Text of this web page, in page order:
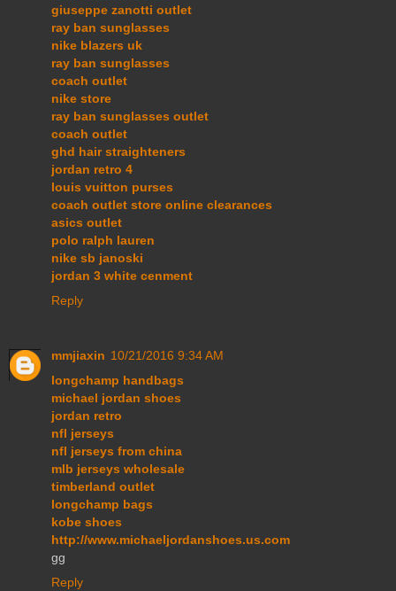
giuseppe zanotti outlet
ray ban sunglasses
nike blazers uk
ray ban sunglasses
coach outlet
nike store
ray ban sunglasses outlet
coach outlet
ghd hair straighteners
jordan retro 4
louis vuitton purses
coach outlet store online clearances
asics outlet
polo ralph lauren
nike sb janoski
jordan 3 white cenment
Reply
mmjiaxin 10/21/2016 9:34 AM
longchamp handbags
michael jordan shoes
jordan retro
nfl jerseys
nfl jerseys from china
mlb jerseys wholesale
timberland outlet
longchamp bags
kobe shoes
http://www.michaeljordanshoes.us.com
gg
Reply